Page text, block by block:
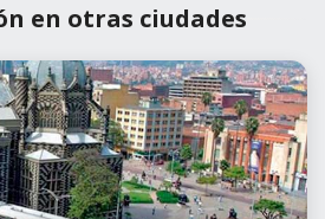
en otras ciudades